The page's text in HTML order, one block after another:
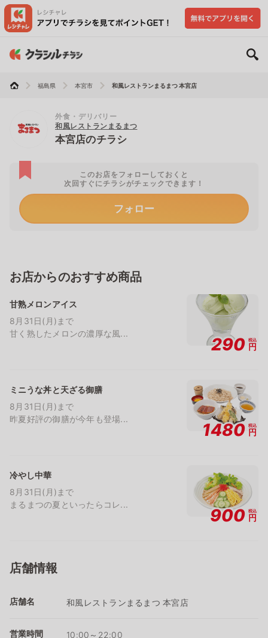
福島県 本宮市 和風レストランまるまつ 本宮店
外食・デリバリー
和風レストランまるまつ
本宮店のチラシ
このお店をフォローしておくと
次回すぐにチラシがチェックできます！
フォロー
お店からのおすすめ商品
甘熟メロンアイス
8月31日(月)まで
甘く熟したメロンの濃厚な風...
290 税込
円
ミニうな丼と天ざる御膳
8月31日(月)まで
昨夏好評の御膳が今年も登場...
1480 税込
円
冷やし中華
8月31日(月)まで
まるまつの夏といったらコレ...
900 税込
円
店舗情報
店舗名 和風レストランまるまつ 本宮店
営業時間 10:00～22:00